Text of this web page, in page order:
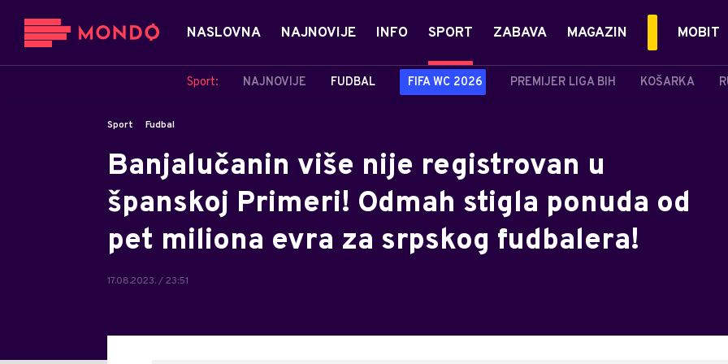
NASLOVNA NAJNOVIJE INFO SPORT
Sport: NAJNOVIJE FUDBAL FIFA WC 2026 PREMIJER LIGA BIH KOŠARKA
ZABAVA MAGAZIN MOBIT
Sport Fudbal
Banjalučanin više nije registrovan u
španskoj Primeri! Odmah stigla ponuda od
pet miliona evra za srpskog fudbalera!
17.08.2023. / 23:51